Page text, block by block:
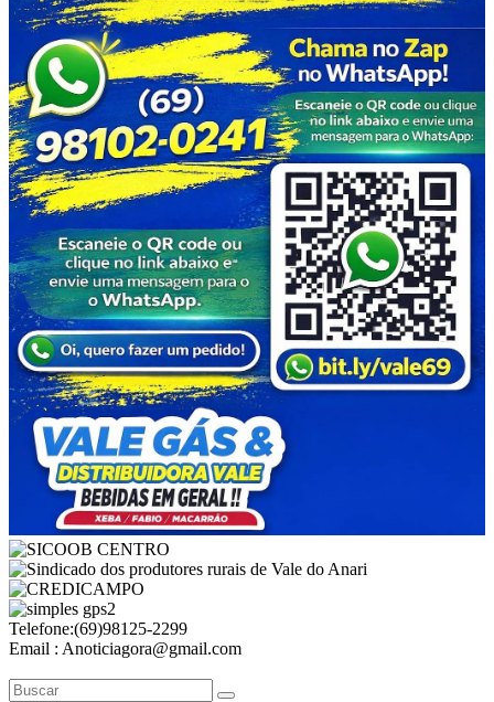
Telefone:(69)98125-2299
Email : Anoticiagora@gmail.com